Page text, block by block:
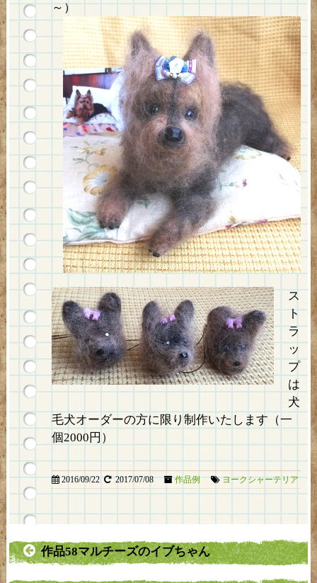
～）
ス
ト
ラ
ッ
プ
は
犬
毛犬オーダーの方に限り制作いたします（一
個2000円）
2016/09/22 2017/07/08 作品例 ヨークシャーテリア
作品58マルチーズのイブちゃん